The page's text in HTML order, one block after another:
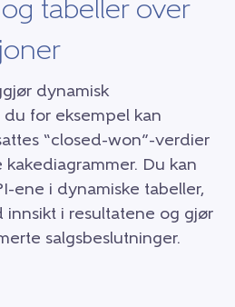
tabeller over
dynamisk
for eksempel kan
“closed-won”-verdier
Du kan
ene i dynamiske tabeller,
innsikt i resultatene og gjør
salgsbeslutninger.